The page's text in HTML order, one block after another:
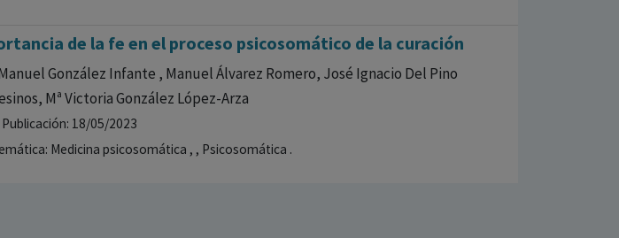
de la fe en el proceso psicosomático de la curación
González Infante , Manuel Álvarez Romero, José Ignacio Del Pino
Mª Victoria González López-Arza
Publicación: 18/05/2023
Medicina psicosomática , , Psicosomática .